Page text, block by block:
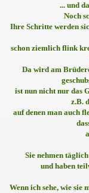
... und
Noch
Ihre Schritte werden
schon ziemlich flink
Da wird am
ist nun nicht nur das
z.B.
auf denen man auch
Sie nehmen
und haben
Wenn ich sehe, wie sie